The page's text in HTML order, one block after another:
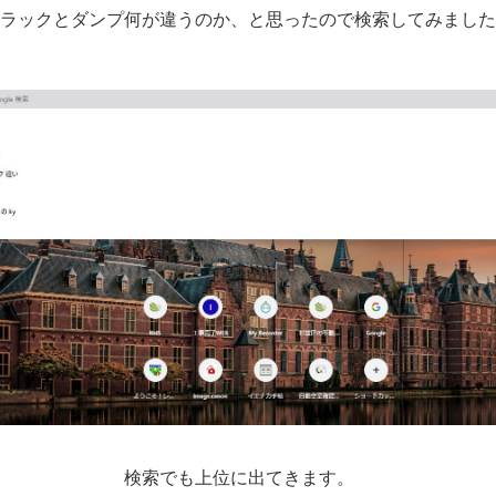
ックとダンプ何が違うのか、と思ったので検索してみまし
検索でも上位に出てきます。